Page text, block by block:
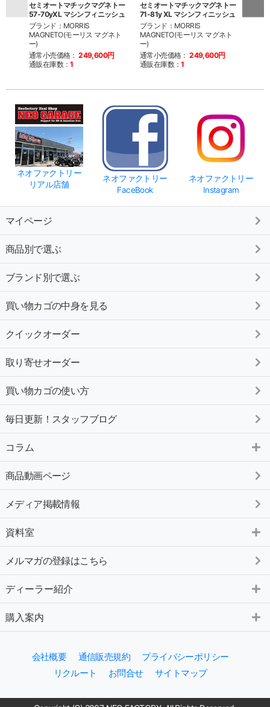
セミオートマチックマグネトー
57-70yXL マシンフィニッシュ
ブランド：MORRIS
MAGNETO(モーリス マグネト
ー)
通常小売価格： 249,600円
通販在庫数：1
セミオートマチックマグネトー
71-81y XL マシンフィニッシュ
ブランド：MORRIS
MAGNETO(モーリス マグネト
ー)
通常小売価格： 249,600円
通販在庫数：1
ネオファクトリー
リアル店舗
ネオファクトリー
FaceBook
ネオファクトリー
Instagram
マイページ
商品別で選ぶ
ブランド別で選ぶ
買い物カゴの中身を見る
クイックオーダー
取り寄せオーダー
買い物カゴの使い方
毎日更新！スタッフブログ
コラム
商品動画ページ
メディア掲載情報
資料室
メルマガの登録はこちら
ディーラー紹介
購入案内
会社概要 通信販売規約
プライバシーポリシー
リクルート
お問合せ サイトマップ